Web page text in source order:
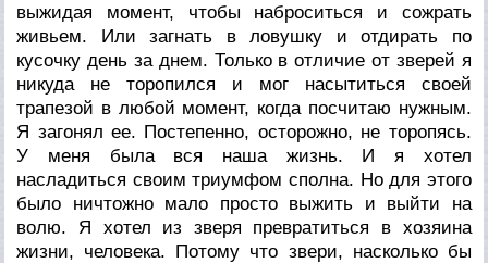
выжидая момент, чтобы наброситься и сожрать
живьем. Или загнать в ловушку и отдирать по
кусочку день за днем. Только в отличие от зверей я
никуда не торопился и мог насытиться своей
трапезой в любой момент, когда посчитаю нужным.
Я загонял ее. Постепенно, осторожно, не торопясь.
У меня была вся наша жизнь. И я хотел
насладиться своим триумфом сполна. Но для этого
было ничтожно мало просто выжить и выйти на
волю. Я хотел из зверя превратиться в хозяина
жизни, человека. Потому что звери, насколько бы